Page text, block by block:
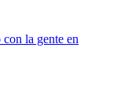
la gente en